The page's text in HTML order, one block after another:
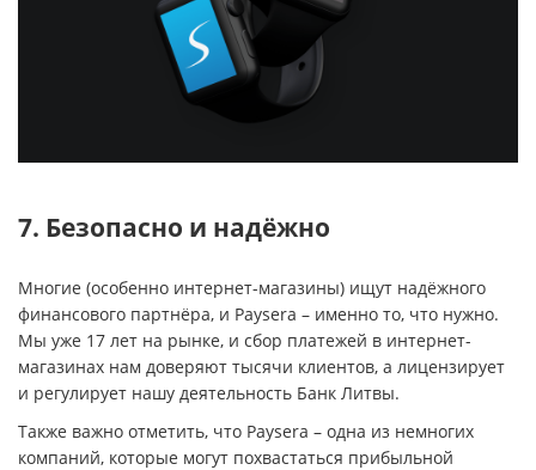
7. Безопасно и надёжно
Многие (особенно интернет-магазины) ищут надёжного
финансового партнёра, и Paysera – именно то, что нужно.
Мы уже 17 лет на рынке, и сбор платежей в интернет-
магазинах нам доверяют тысячи клиентов, а лицензирует
и регулирует нашу деятельность Банк Литвы.
Также важно отметить, что Paysera – одна из немногих
компаний, которые могут похвастаться прибыльной